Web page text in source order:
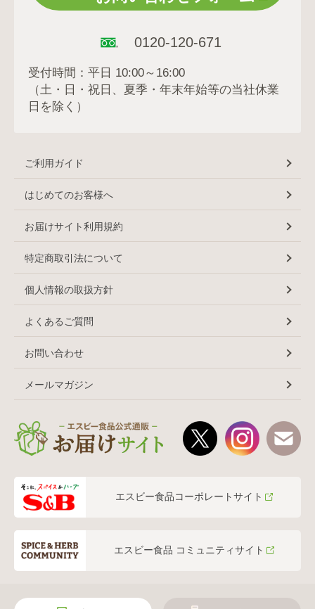
0120-120-671
受付時間：平日 10:00～16:00
（土・日・祝日、夏季・年末年始等の当社休業
日を除く）
ご利用ガイド
はじめてのお客様へ
お届けサイト利用規約
特定商取引法について
個人情報の取扱方針
よくあるご質問
お問い合わせ
メールマガジン
エスビー食品コーポレートサイト
エスビー食品 コミュニティサイト